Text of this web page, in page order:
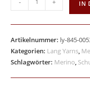
IN
Artikelnummer: ly-845-
Kategorien: Lang Yarns
Schlagwörter: Merino